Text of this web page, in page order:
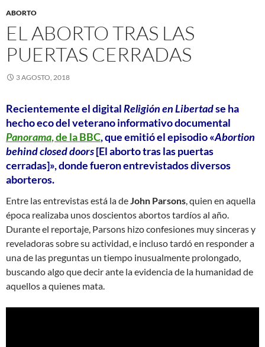
ABORTO
EL ABORTO TRAS LAS
PUERTAS CERRADAS
3 AGOSTO, 2018
Recientemente el digitalReligión en Libertadse ha
hecho eco del veterano informativo documental
Panorama, de la BBC, que emitió el episodio «Abortion
behind closed doors[El aborto tras las puertas
cerradas]», donde fueron entrevistados diversos
aborteros.
Entre las entrevistas está la deJohn Parsons, quien en aquella
época realizaba unos doscientos abortos tardíos al año.
Durante el reportaje, Parsons hizo confesiones muy sinceras y
reveladoras sobre su actividad, e incluso tardó en responder a
una de las preguntas un tiempo inusualmente prolongado,
buscando algo que decir ante la evidencia de la humanidad de
aquellos a quienes mata.